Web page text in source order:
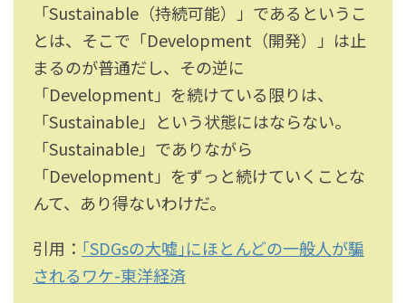
「Sustainable（持続可能）」であるというこ
とは、そこで「Development（開発）」は止
まるのが普通だし、その逆に
「Development」を続けている限りは、
「Sustainable」という状態にはならない。
「Sustainable」でありながら
「Development」をずっと続けていくことな
んて、あり得ないわけだ。
引用： ｢SDGsの大嘘｣にほとんどの一般人が騙
されるワケ-東洋経済